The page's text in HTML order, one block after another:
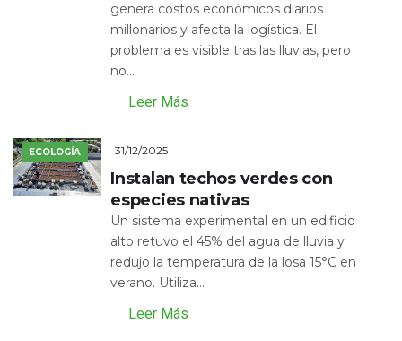
genera costos económicos diarios
millonarios y afecta la logística. El
problema es visible tras las lluvias, pero
no...
Leer Más
ECOLOGÍA 31/12/2025
Instalan techos verdes con
especies nativas
Un sistema experimental en un edificio
alto retuvo el 45% del agua de lluvia y
redujo la temperatura de la losa 15°C en
verano. Utiliza...
Leer Más